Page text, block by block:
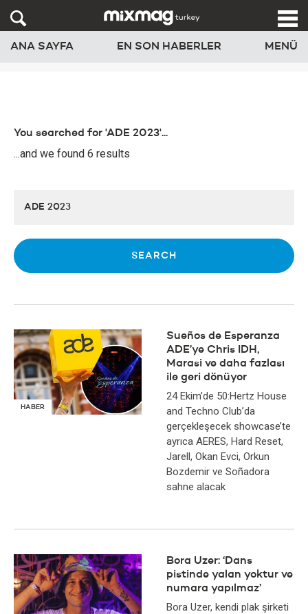
ANA SAYFA EN SON HABERLER MENÜ
You searched for 'ADE 2023'...
...and we found 6 results
HABER
Sueños de Esperanza
ADE’ye Chris IDH,
Marasi ve daha fazlası
ile geri dönüyor
24 Ekim’de 50:Hertz House
and Techno Club’da
gerçekleşecek showcase’te
ayrıca AERES, Hard Reset,
Jarell, Okan Evci, Orkun
Bozdemir ve Soñadora
sahne alacak
Bora Uzer: ‘Dans
pistinde yalan yoktur ve
numara yapılmaz’
Bora Uzer, kendi plak şirketi